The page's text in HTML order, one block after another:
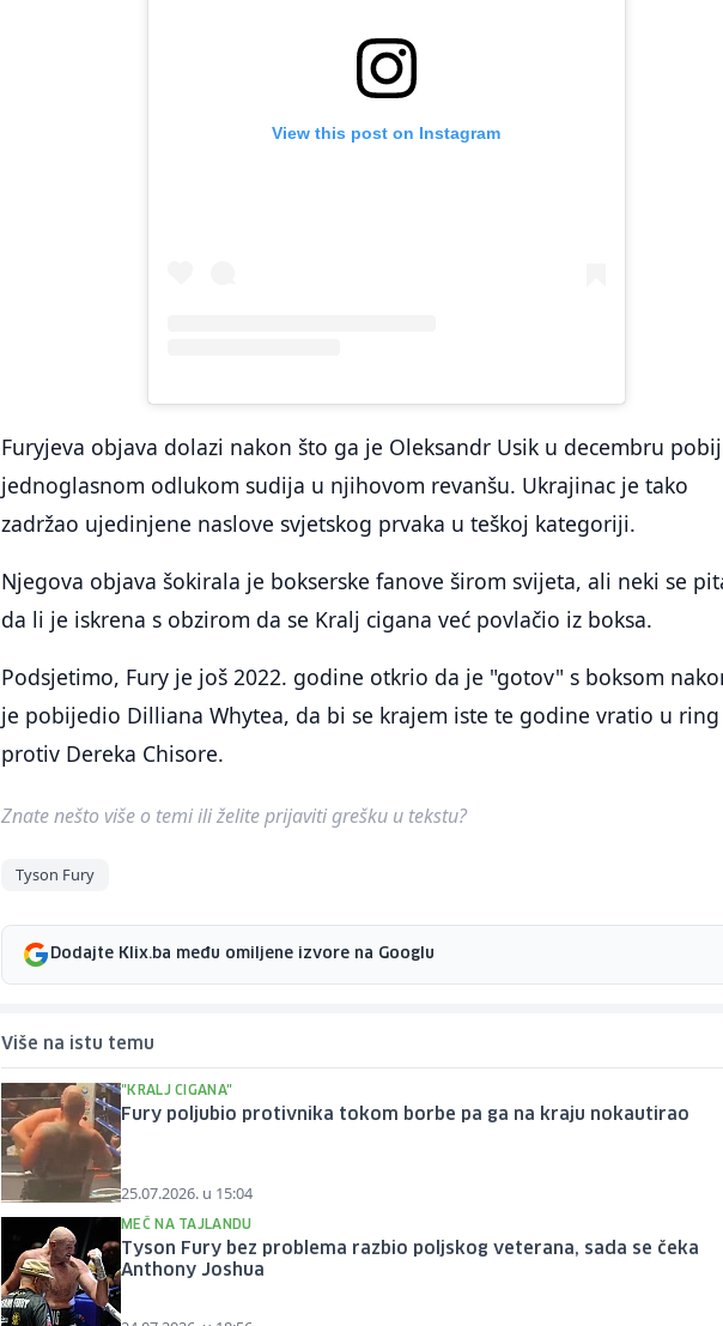
View this post on Instagram
Furyjeva objava dolazi nakon što ga je Oleksandr Usik u decembru
jednoglasnom odlukom sudija u njihovom revanšu. Ukrajinac je tako
zadržao ujedinjene naslove svjetskog prvaka u teškoj kategoriji.
Njegova objava šokirala je bokserske fanove širom svijeta, ali neki se
da li je iskrena s obzirom da se Kralj cigana već povlačio iz boksa.
Podsjetimo, Fury je još 2022. godine otkrio da je "gotov" s boksom
je pobijedio Dilliana Whytea, da bi se krajem iste te godine vratio u ring
protiv Dereka Chisore.
Znate nešto više o temi ili želite prijaviti grešku u tekstu?
Tyson Fury
Dodajte Klix.ba među omiljene izvore na Googlu
Više na istu temu
"KRALJ CIGANA"
Fury poljubio protivnika tokom borbe pa ga na kraju nokautirao
25.07.2026. u 15:04
MEČ NA TAJLANDU
Tyson Fury bez problema razbio poljskog veterana, sada se čeka
Anthony Joshua